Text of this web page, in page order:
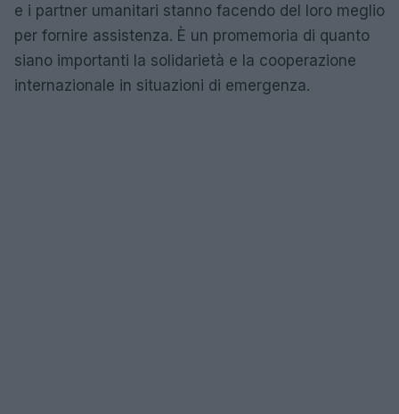
e i partner umanitari stanno facendo del loro meglio
per fornire assistenza. È un promemoria di quanto
siano importanti la solidarietà e la cooperazione
internazionale in situazioni di emergenza.